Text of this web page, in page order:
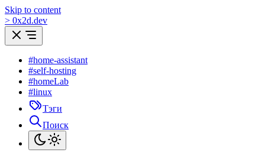
Skip to content
> 0x2d.dev
#home-assistant
#self-hosting
#homeLab
#linux
Тэги
Поиск